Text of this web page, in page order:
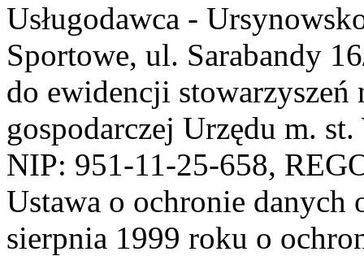
Usługodawca -
Sportowe, ul. Sarabandy
do ewidencji stowarzyszeń
gospodarczej Urzędu m.
NIP: 951-11-25-658,
Ustawa o ochronie danych
sierpnia 1999 roku o